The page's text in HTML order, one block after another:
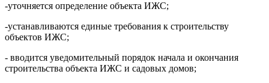
-уточняется определение объекта ИЖС;
-устанавливаются единые требования к строительству
объектов ИЖС;
- вводится уведомительный порядок начала и окончания
строительства объекта ИЖС и садовых домов;